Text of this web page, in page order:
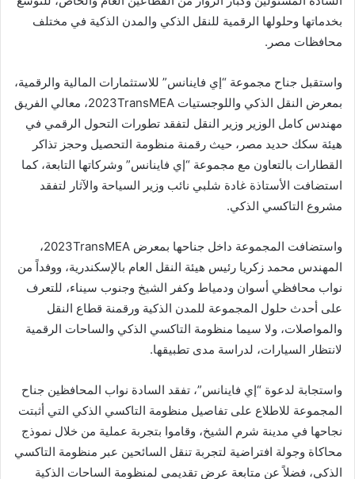
بخدماتها وحلولها الرقمية للنقل الذكي والمدن الذكية في مختلف
محافظات مصر.
واستقبل جناح مجموعة “إي فاينانس” للاستثمارات المالية والرقمية،
بمعرض النقل الذكي واللوجستيات 2023TransMEA، معالي الفريق
مهندس كامل الوزير وزير النقل لتفقد تطورات التحول الرقمي في
هيئة سكك حديد مصر، حيث رقمنة منظومة التحصيل وحجز تذاكر
القطارات بالتعاون مع مجموعة “إي فاينانس” وشركاتها التابعة، كما
استضافت الأستاذة غادة شلبي نائب وزير السياحة والآثار لتفقد
مشروع التاكسي الذكي.
واستضافت المجموعة داخل جناحها بمعرض 2023TransMEA،
المهندس محمد زكريا رئيس هيئة النقل العام بالإسكندرية، ووفداً من
نواب محافظي أسوان ودمياط وكفر الشيخ وجنوب سيناء، للتعرف
على أحدث حلول المجموعة للمدن الذكية ورقمنة قطاع النقل
والمواصلات، ولا سيما منظومة التاكسي الذكي والساحات الرقمية
لانتظار السيارات، لدراسة مدى تطبيقها.
واستجابة لدعوة “إي فاينانس”، تفقد السادة نواب المحافظين جناح
المجموعة للاطلاع على تفاصيل منظومة التاكسي الذكي التي أثبتت
نجاحها في مدينة شرم الشيخ، وقاموا بتجربة عملية من خلال نموذج
محاكاة وجولة افتراضية لتجربة تنقل السائحين عبر منظومة التاكسي
الذكي، فضلاً عن متابعة عرض تقديمي لمنظومة الساحات الذكية